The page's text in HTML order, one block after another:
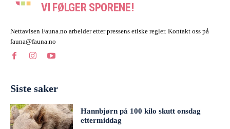
VI FØLGER SPORENE!
Nettavisen Fauna.no arbeider etter pressens etiske regler. Kontakt oss på
fauna@fauna.no
Siste saker
Hannbjørn på 100 kilo skutt onsdag
ettermiddag